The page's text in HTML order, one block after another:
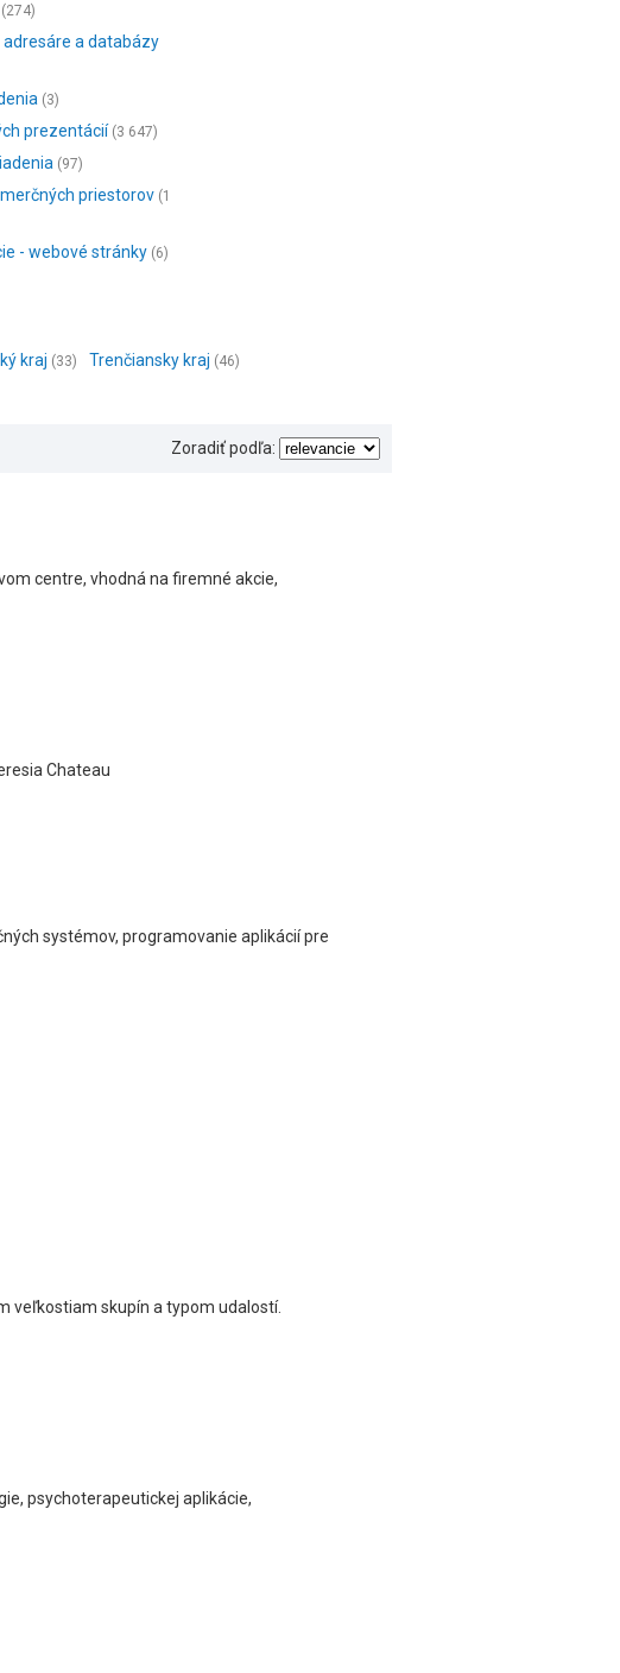
(274)
a databázy
(3)
prezentácií (3 647)
(97)
priestorov (1
- webové stránky (6)
kraj (33) Trenčiansky kraj (46)
Zoradiť podľa:
centre, vhodná na firemné akcie,
Chateau
systémov, programovanie aplikácií pre
veľkostiam skupín a typom udalostí.
psychoterapeutickej aplikácie,